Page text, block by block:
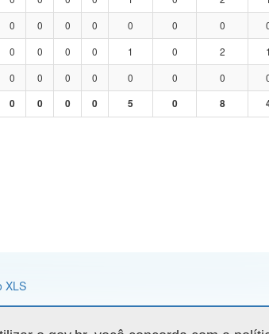
0 0 0 0 0 0 0
0 0 0 0 1 0 2 1
0 0 0 0 0 0 0
0 0 0 0 5 0 8
XLS